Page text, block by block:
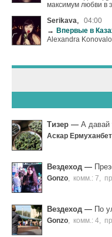
максимум любви в
целыми днями
будет.
Serikava, 04:00
→
Впервые в Казахстане
Alexandra
Тизер — А давай
Аскар
Вездеход —
Gonzo комм.: 7
Вездеход — По
Gonzo комм.: 4